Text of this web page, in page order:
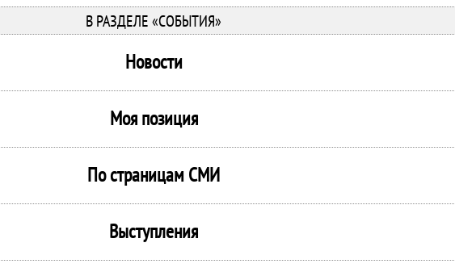
В РАЗДЕЛЕ «СОБЫТИЯ»
Новости
Моя позиция
По страницам СМИ
Выступления